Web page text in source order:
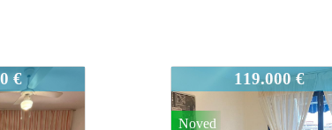
€ 119.000 €
Noved